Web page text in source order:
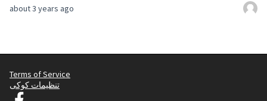
about 3 years ago
Terms of Service
تنظیمات کوکی
دسیدیم لیوبلیانا در فیس بوک